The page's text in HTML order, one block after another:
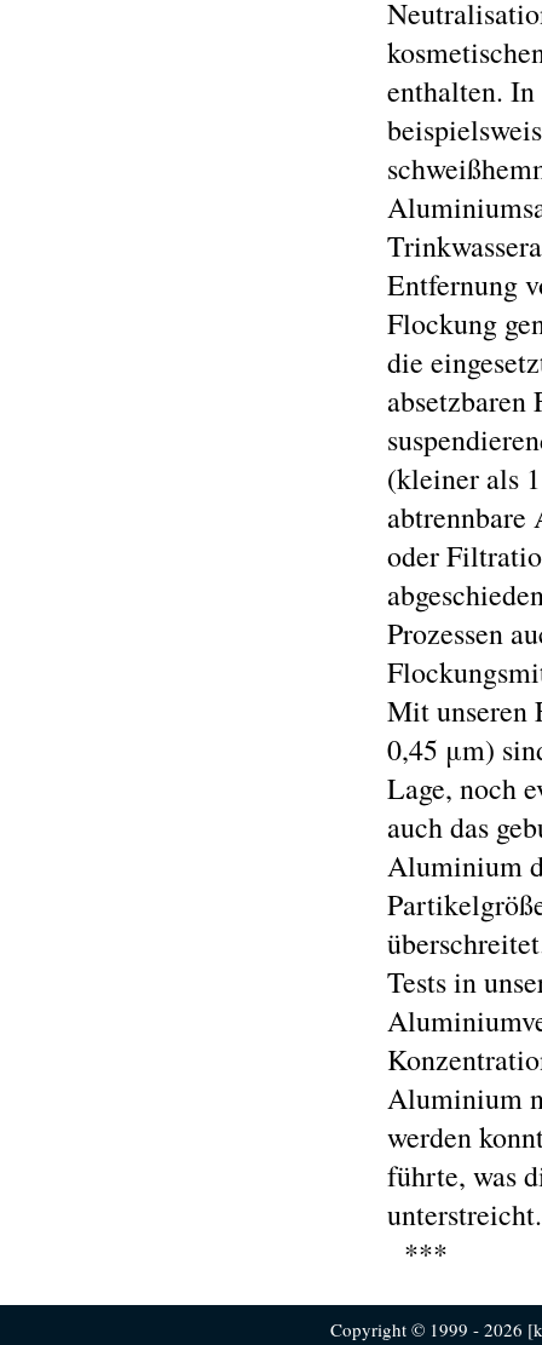
enthalten.
Entfernung
Flockung
die
absetzbaren
(kleiner als
abtrennbare
oder
Prozessen
Mit unseren
0,45 μm)
Lage, noch
auch das
Aluminium
Tests in
Aluminium
werden
führte, was
unterstreicht.
***
Copyright © 1999 - 2026